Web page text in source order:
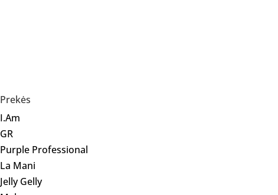
Prekės
I.Am
GR
Purple Professional
La Mani
Jelly Gelly